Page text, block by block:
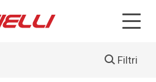
Filtri